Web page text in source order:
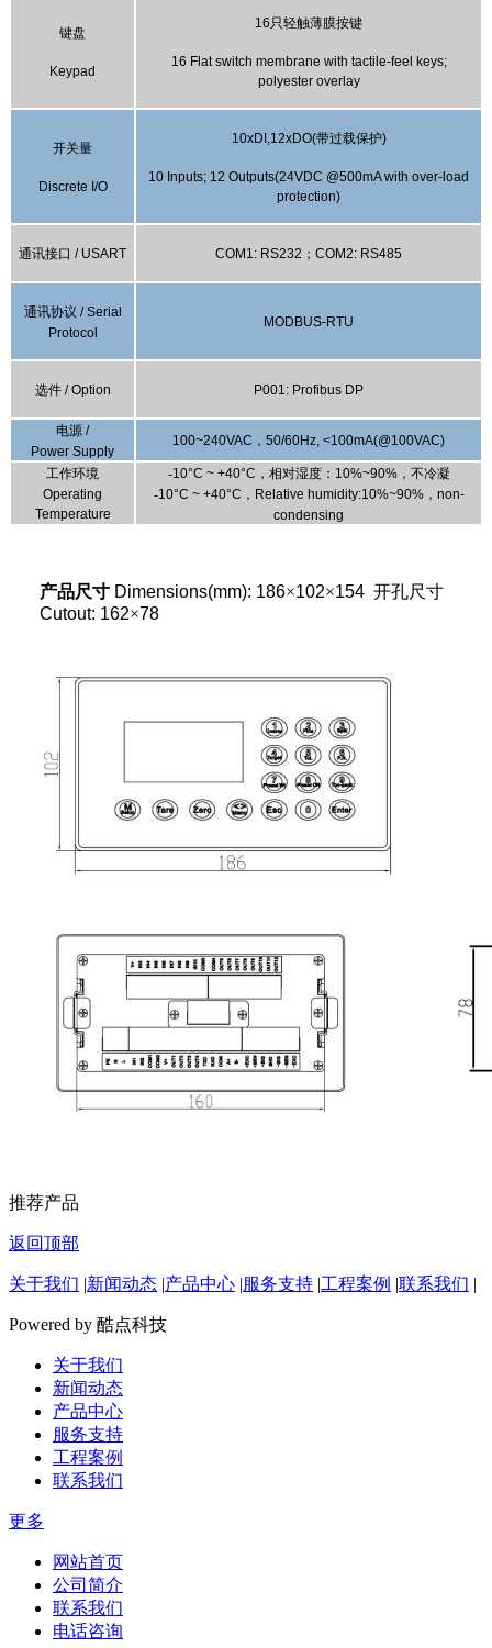
键盘
Keypad
16 只轻触薄膜按键
16 Flat switch membrane with tactile-feel keys;
polyester overlay
开关量
Discrete I/O
10xDI,12xDO(带过载保护)
10 Inputs; 12 Outputs(24VDC @500mA with over-load
protection)
通讯接口 / USART COM1: RS232 ； COM2: RS485
通讯协议 /Serial
Protocol
MODBUS-RTU
选件 / Option P001: Profibus DP
电源 /
Power Supply
100~240VAC ， 50/60Hz, <100mA(@100VAC)
工作环境
Operating
Temperature
-10°C ~ +40°C ，相对湿度： 10%~90%，不冷凝
-10°C ~ +40°C ， Relative humidity:10%~90%， non-
condensing
产品尺寸 Dimensions(mm): 186×102×154 开孔尺寸
Cutout: 162×78
推荐产品
返回顶部
关于我们 |新闻动态 |产品中心 |服务支持 |工程案例 |联系我们 |
Powered by 酷点科技
关于我们
新闻动态
产品中心
服务支持
工程案例
联系我们
更多
网站首页
公司简介
联系我们
电话咨询